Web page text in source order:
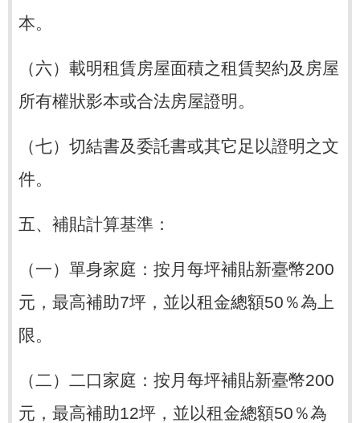
本。
（六）載明租賃房屋面積之租賃契約及房屋
所有權狀影本或合法房屋證明。
（七）切結書及委託書或其它足以證明之文
件。
五、補貼計算基準：
（一）單身家庭：按月每坪補貼新臺幣200
元，最高補助7坪，並以租金總額50％為上
限。
（二）二口家庭：按月每坪補貼新臺幣200
元，最高補助12坪，並以租金總額50％為